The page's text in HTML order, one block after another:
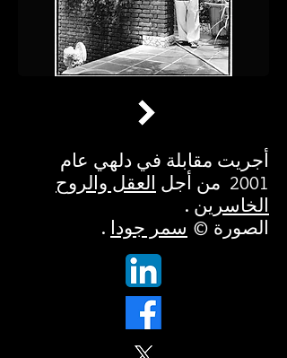
أجريت مقابلة في دلهي عام
2001 من أجل العقل والروح
الخاسرين .
الصورة © سمر جودا .